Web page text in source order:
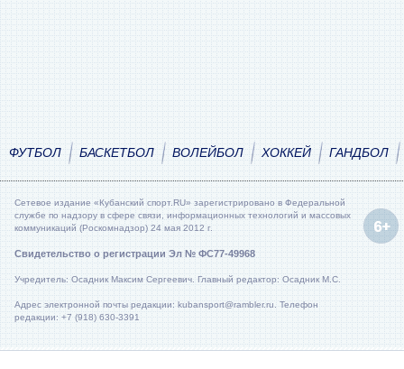
ФУТБОЛ БАСКЕТБОЛ ВОЛЕЙБОЛ ХОККЕЙ ГАНДБОЛ
Сетевое издание «Кубанский спорт.RU» зарегистрировано в Федеральной
службе по надзору в сфере связи, информационных технологий и массовых
коммуникаций (Роскомнадзор) 24 мая 2012 г.
Свидетельство о регистрации Эл № ФС77-49968
Учредитель: Осадник Максим Сергеевич. Главный редактор: Осадник М.С.
Адрес электронной почты редакции: kubansport@rambler.ru. Телефон
редакции: +7 (918) 630-3391